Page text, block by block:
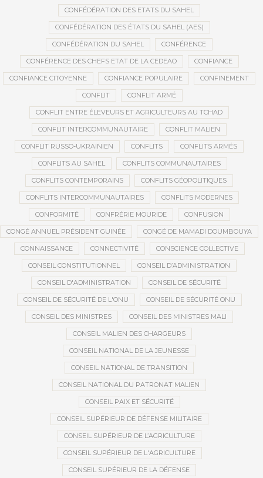
CONFÉDÉRATION DES ETATS DU SAHEL
CONFÉDÉRATION DES ÉTATS DU SAHEL (AES)
CONFÉDÉRATION DU SAHEL CONFÉRENCE
CONFÉRENCE DES CHEFS ETAT DE LA CEDEAO CONFIANCE
CONFIANCE CITOYENNE CONFIANCE POPULAIRE CONFINEMENT
CONFLIT CONFLIT ARMÉ
CONFLIT ENTRE ÉLEVEURS ET AGRICULTEURS AU TCHAD
CONFLIT INTERCOMMUNAUTAIRE CONFLIT MALIEN
CONFLIT RUSSO-UKRAINIEN CONFLITS CONFLITS ARMÉS
CONFLITS AU SAHEL CONFLITS COMMUNAUTAIRES
CONFLITS CONTEMPORAINS CONFLITS GÉOPOLITIQUES
CONFLITS INTERCOMMUNAUTAIRES CONFLITS MODERNES
CONFORMITÉ CONFRÉRIE MOURIDE CONFUSION
CONGÉ ANNUEL PRÉSIDENT GUINÉE CONGÉ DE MAMADI DOUMBOUYA
CONNAISSANCE CONNECTIVITÉ CONSCIENCE COLLECTIVE
CONSEIL CONSTITUTIONNEL CONSEIL D’ADMINISTRATION
CONSEIL D'ADMINISTRATION CONSEIL DE SÉCURITÉ
CONSEIL DE SÉCURITÉ DE L'ONU CONSEIL DE SÉCURITÉ ONU
CONSEIL DES MINISTRES CONSEIL DES MINISTRES MALI
CONSEIL MALIEN DES CHARGEURS
CONSEIL NATIONAL DE LA JEUNESSE
CONSEIL NATIONAL DE TRANSITION
CONSEIL NATIONAL DU PATRONAT MALIEN
CONSEIL PAIX ET SÉCURITÉ
CONSEIL SUPÉRIEUR DE DÉFENSE MILITAIRE
CONSEIL SUPÉRIEUR DE L’AGRICULTURE
CONSEIL SUPÉRIEUR DE L'AGRICULTURE
CONSEIL SUPÉRIEUR DE LA DÉFENSE